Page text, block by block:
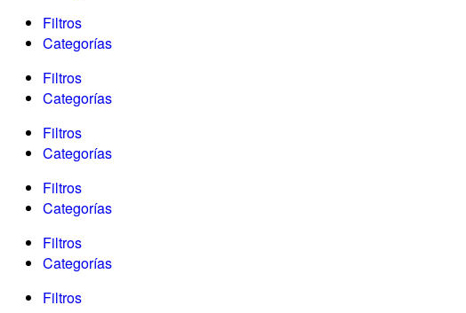
Filtros
Categorías
Filtros
Categorías
Filtros
Categorías
Filtros
Categorías
Filtros
Categorías
Filtros